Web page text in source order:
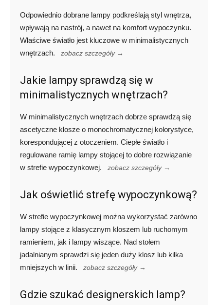
Odpowiednio dobrane lampy podkreślają styl wnętrza,
wpływają na nastrój, a nawet na komfort wypoczynku.
Właściwe światło jest kluczowe w minimalistycznych
wnętrzach.
zobacz szczegóły →
Jakie lampy sprawdzą się w
minimalistycznych wnętrzach?
W minimalistycznych wnętrzach dobrze sprawdzą się
ascetyczne klosze o monochromatycznej kolorystyce,
korespondującej z otoczeniem. Ciepłe światło i
regulowane ramię lampy stojącej to dobre rozwiązanie
w strefie wypoczynkowej.
zobacz szczegóły →
Jak oświetlić strefę wypoczynkową?
W strefie wypoczynkowej można wykorzystać zarówno
lampy stojące z klasycznym kloszem lub ruchomym
ramieniem, jak i lampy wiszące. Nad stołem
jadalnianym sprawdzi się jeden duży klosz lub kilka
mniejszych w linii.
zobacz szczegóły →
Gdzie szukać designerskich lamp?